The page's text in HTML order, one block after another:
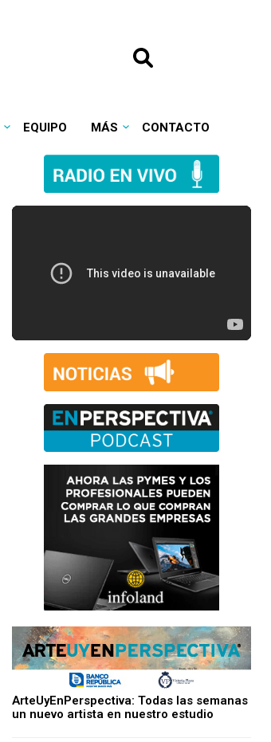
EQUIPO MÁS CONTACTO
ArteUyEnPerspectiva: Todas las semanas
un nuevo artista en nuestro estudio